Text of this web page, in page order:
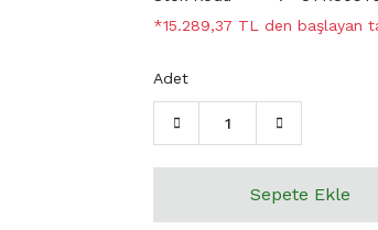
*15.289,37 TL den başlayan
Adet
Sepete Ekle